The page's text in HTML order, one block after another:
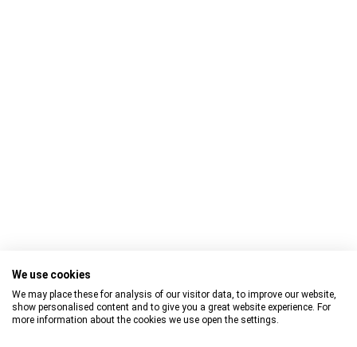
E-Mail:cts@cargobull.com
We use cookies
We may place these for analysis of our visitor data, to improve our website,
show personalised content and to give you a great website experience. For
more information about the cookies we use open the settings.